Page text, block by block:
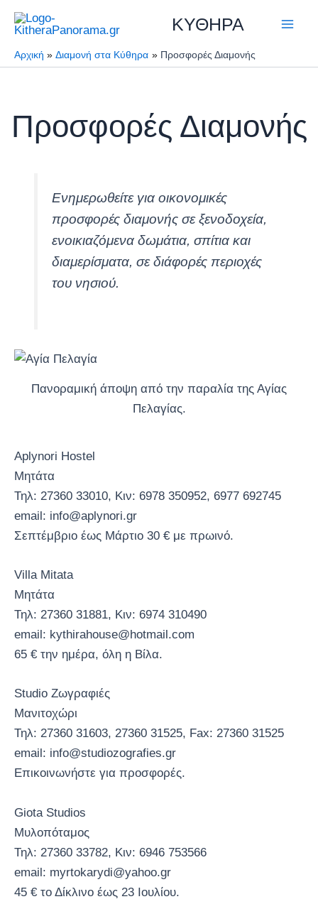
Μετάβαση
στο
περιεχόμενο
ΚΥΘΗΡΑ
Αρχική Διαμονή στα Κύθηρα Προσφορές Διαμονής
Προσφορές Διαμονής
Ενημερωθείτε για οικονομικές
προσφορές διαμονής σε ξενοδοχεία,
ενοικιαζόμενα δωμάτια, σπίτια και
διαμερίσματα, σε διάφορές περιοχές
του νησιού.
Πανοραμική άποψη από την παραλία της Αγίας
Πελαγίας.
Aplynori Hostel
Μητάτα
Τηλ: 27360 33010, Κιν: 6978 350952, 6977 692745
email: info@aplynori.gr
Σεπτέμβριο έως Μάρτιο 30 € με πρωινό.
Villa Mitata
Μητάτα
Τηλ: 27360 31881, Κιν: 6974 310490
email: kythirahouse@hotmail.com
65 € την ημέρα, όλη η Βίλα.
Studio Ζωγραφιές
Μανιτοχώρι
Τηλ: 27360 31603, 27360 31525, Fax: 27360 31525
email: info@studiozografies.gr
Επικοινωνήστε για προσφορές.
Giota Studios
Μυλοπόταμος
Τηλ: 27360 33782, Κιν: 6946 753566
email: myrtokarydi@yahoo.gr
45 € το Δίκλινο έως 23 Ιουλίου.